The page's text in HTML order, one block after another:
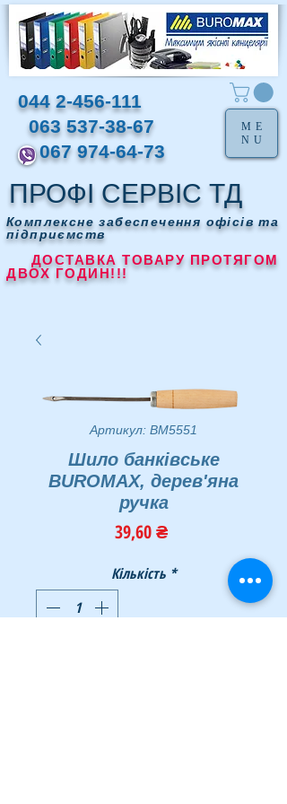
ПРОФІ СЕРВІС ТД
Комплексне забеспечення офісів та
підприємств
ДОСТАВКА ТОВАРУ ПРОТЯГОМ
ДВОХ ГОДИН!!!
044 2-456-111
063 537-38-67
067 974-64-73
ME
NU
Артикул: BM5551
Шило банківське
BUROMAX, дерев'яна
ручка
39,60 ₴Ціна
Кількість *